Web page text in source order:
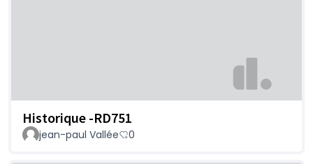
Historique -RD751
jean-paul Vallée 0